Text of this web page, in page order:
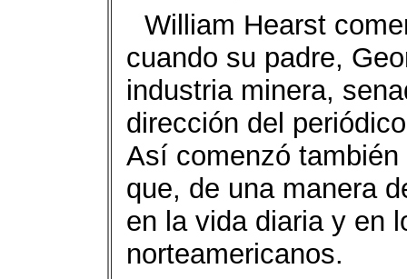
William Hearst
cuando su padre,
industria minera,
dirección del
Así comenzó
que, de una manera
en la vida diaria y en
norteamericanos.